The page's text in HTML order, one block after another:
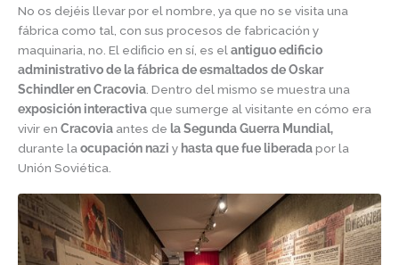
No os dejéis llevar por el nombre, ya que no se visita una
fábrica como tal, con sus procesos de fabricación y
maquinaria, no. El edificio en sí, es el antiguo edificio
administrativo de la fábrica de esmaltados de Oskar
Schindler en Cracovia . Dentro del mismo se muestra una
exposición interactiva que sumerge al visitante en cómo era
vivir en Cracovia antes de la Segunda Guerra Mundial,
durante la ocupación nazi y hasta que fue liberadapor la
Unión Soviética.